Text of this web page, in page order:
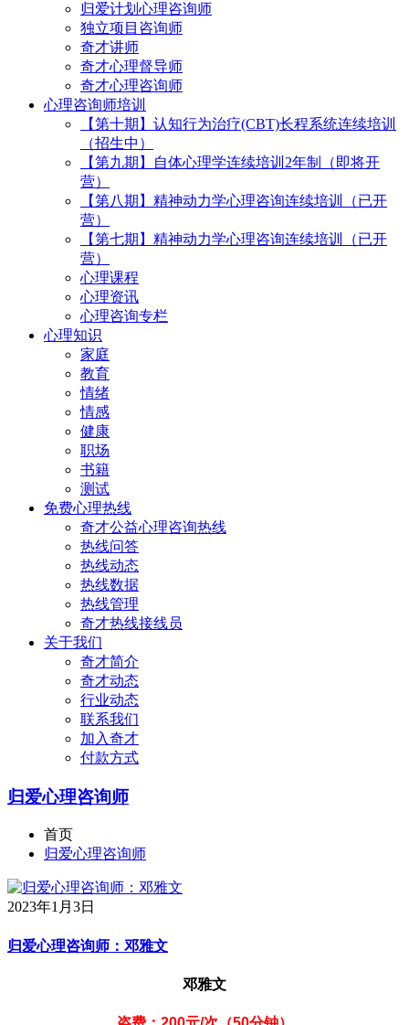
归爱计划心理咨询师
独立项目咨询师
奇才讲师
奇才心理督导师
奇才心理咨询师
心理咨询师培训
【第十期】认知行为治疗(CBT)长程系统连续培训
（招生中）
【第九期】自体心理学连续培训2年制（即将开
营）
【第八期】精神动力学心理咨询连续培训（已开
营）
【第七期】精神动力学心理咨询连续培训（已开
营）
心理课程
心理资讯
心理咨询专栏
心理知识
家庭
教育
情绪
情感
健康
职场
书籍
测试
免费心理热线
奇才公益心理咨询热线
热线问答
热线动态
热线数据
热线管理
奇才热线接线员
关于我们
奇才简介
奇才动态
行业动态
联系我们
加入奇才
付款方式
归爱心理咨询师
首页
归爱心理咨询师
2023年1月3日
归爱心理咨询师：邓雅文
邓雅文